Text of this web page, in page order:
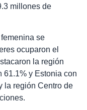
millones de
se
ocuparon el
la región
61.1% y Estonia con
la región Centro de